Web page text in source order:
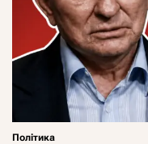
Політика